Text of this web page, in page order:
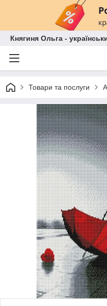
Княгиня Ольга -
Товари та послуги